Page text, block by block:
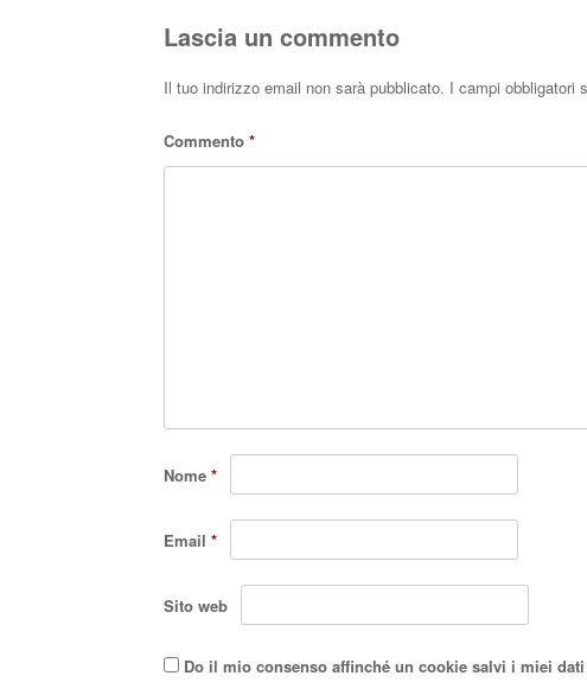
Lascia un commento
Il tuo indirizzo email non sarà pubblicato. I campi obbligatori
Commento *
Nome *
Email *
Sito web
Do il mio consenso affinché un cookie salvi i miei